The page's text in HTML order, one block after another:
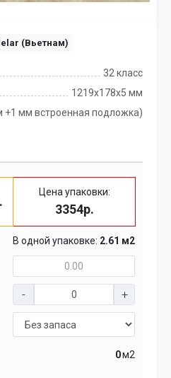
(Вьетнам)
32 класс
1219x178x5 мм
5 мм (4 мм +1 мм встроенная подложка)
Цена упаковки:
3354р.
В одной упаковке: 2.61 м2
м2